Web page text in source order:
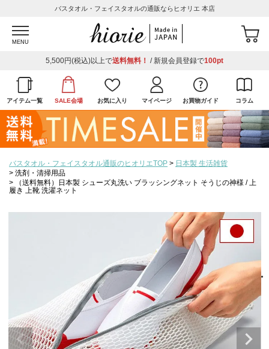
バスタオル・フェイスタオルの通販ならヒオリエ 本店
MENU
5,500円(税込)以上で送料無料！ / 新規会員登録で100pt
アイテム一覧 SALE会場 お気に入り マイページ お買物ガイド コラム
バスタオル・フェイスタオル通販のヒオリエTOP
日本製 生活雑貨
洗剤・清掃用品
（送料無料）日本製 シューズ丸洗い ブラッシングネット そうじの神様 / 上
履き 上靴 洗濯ネット